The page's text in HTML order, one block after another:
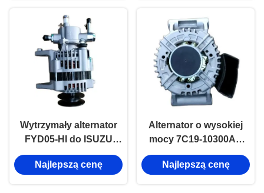
elektrycznego.
700P.
Wytrzymały alternator
FYD05-HI do ISUZU
600P, zamiennik OEM 8-
97240270
Najlepszą cenę
Alternator o wysokiej
mocy 7C19-10300AE
dla Forda Transit V348
2.4L do stabilnego
Najlepszą cenę